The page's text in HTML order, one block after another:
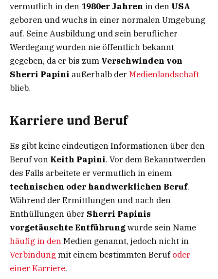
vermutlich in den 1980er Jahren in den USA
geboren und wuchs in einer normalen Umgebung
auf. Seine Ausbildung und sein beruflicher
Werdegang wurden nie öffentlich bekannt
gegeben, da er bis zum Verschwinden von
Sherri Papini außerhalb der Medienlandschaft
blieb.
Karriere und Beruf
Es gibt keine eindeutigen Informationen über den
Beruf von Keith Papini. Vor dem Bekanntwerden
des Falls arbeitete er vermutlich in einem
technischen oder handwerklichen Beruf.
Während der Ermittlungen und nach den
Enthüllungen über Sherri Papinis
vorgetäuschte Entführungwurde sein Name
häufig in denMedien genannt, jedoch nicht in
Verbindung mit einem bestimmten Berufoder
einer Karriere.